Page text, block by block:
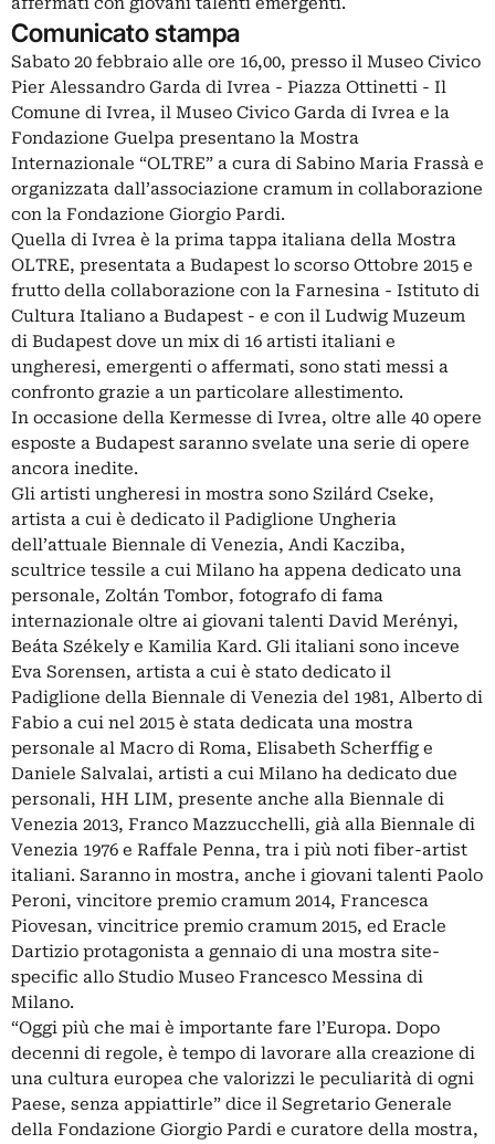
Comunicato stampa
Sabato 20 febbraio alle ore 16,00, presso il Museo Civico
Pier Alessandro Garda di Ivrea - Piazza Ottinetti - Il
Comune di Ivrea, il Museo Civico Garda di Ivrea e la
Fondazione Guelpa presentano la Mostra
Internazionale “OLTRE” a cura di Sabino Maria Frassà e
organizzata dall’associazione cramum in collaborazione
con la Fondazione Giorgio Pardi.
Quella di Ivrea è la prima tappa italiana della Mostra
OLTRE, presentata a Budapest lo scorso Ottobre 2015 e
frutto della collaborazione con la Farnesina - Istituto di
Cultura Italiano a Budapest - e con il Ludwig Muzeum
di Budapest dove un mix di 16 artisti italiani e
ungheresi, emergenti o affermati, sono stati messi a
confronto grazie a un particolare allestimento.
In occasione della Kermesse di Ivrea, oltre alle 40 opere
esposte a Budapest saranno svelate una serie di opere
ancora inedite.
Gli artisti ungheresi in mostra sono Szilárd Cseke,
artista a cui è dedicato il Padiglione Ungheria
dell’attuale Biennale di Venezia, Andi Kacziba,
scultrice tessile a cui Milano ha appena dedicato una
personale, Zoltán Tombor, fotografo di fama
internazionale oltre ai giovani talenti David Merényi,
Beáta Székely e Kamilia Kard. Gli italiani sono inceve
Eva Sorensen, artista a cui è stato dedicato il
Padiglione della Biennale di Venezia del 1981, Alberto di
Fabio a cui nel 2015 è stata dedicata una mostra
personale al Macro di Roma, Elisabeth Scherffig e
Daniele Salvalai, artisti a cui Milano ha dedicato due
personali, HH LIM, presente anche alla Biennale di
Venezia 2013, Franco Mazzucchelli, già alla Biennale di
Venezia 1976 e Raffale Penna, tra i più noti fiber-artist
italiani. Saranno in mostra, anche i giovani talenti Paolo
Peroni, vincitore premio cramum 2014, Francesca
Piovesan, vincitrice premio cramum 2015, ed Eracle
Dartizio protagonista a gennaio di una mostra site-
specific allo Studio Museo Francesco Messina di
Milano.
“Oggi più che mai è importante fare l’Europa. Dopo
decenni di regole, è tempo di lavorare alla creazione di
una cultura europea che valorizzi le peculiarità di ogni
Paese, senza appiattirle” dice il Segretario Generale
della Fondazione Giorgio Pardi e curatore della mostra,